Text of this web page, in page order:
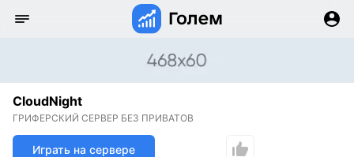
CloudNight
ГРИФЕРСКИЙ СЕРВЕР БЕЗ ПРИВАТОВ
Играть на сервере